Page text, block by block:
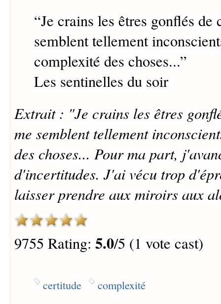
“Je crains les êtres gonflés
semblent tellement
complexité des choses...”
Les sentinelles du soir
Extrait : "Je crains les êtres
me semblent tellement
des choses... Pour ma part,
d'incertitudes. J'ai vécu trop
laisser prendre aux miroirs aux
9755 Rating: 5.0/5 (1 vote cast)
certitude complexité